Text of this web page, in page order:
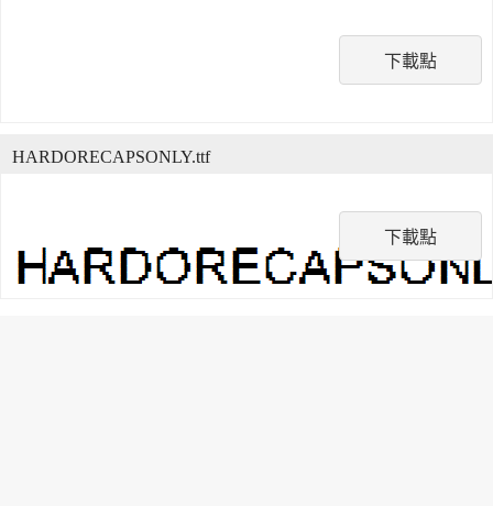
下載點
下載點
HARDORECAPSONLY.ttf